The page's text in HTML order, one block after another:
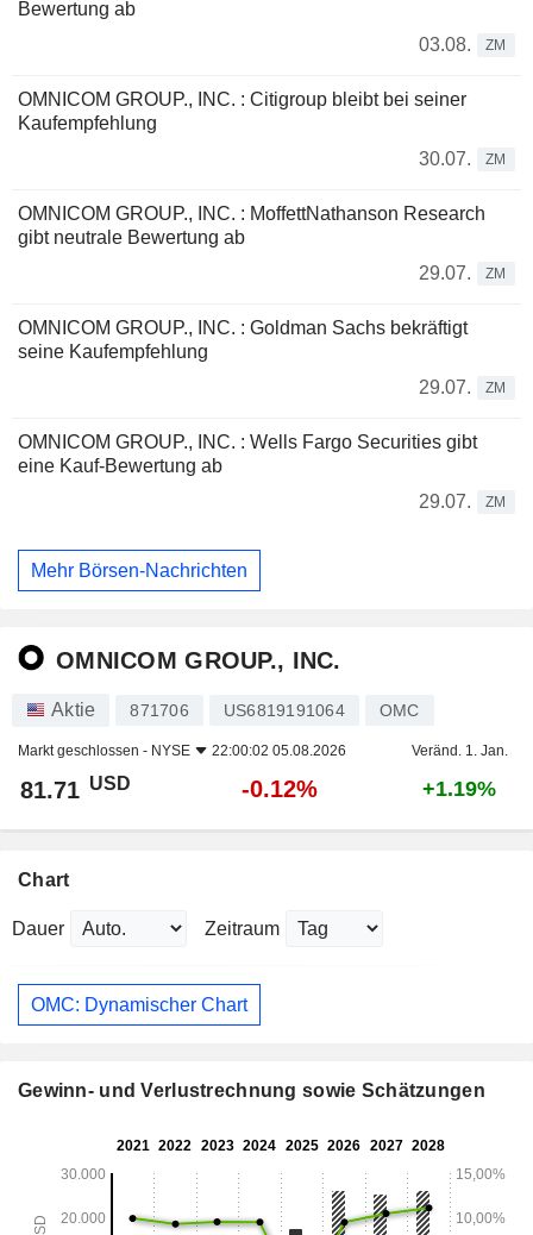
Bewertung ab
03.08.
ZM
OMNICOM GROUP., INC. : Citigroup bleibt bei seiner
Kaufempfehlung
30.07.
ZM
OMNICOM GROUP., INC. : MoffettNathanson Research
gibt neutrale Bewertung ab
29.07.
ZM
OMNICOM GROUP., INC. : Goldman Sachs bekräftigt
seine Kaufempfehlung
29.07.
ZM
OMNICOM GROUP., INC. : Wells Fargo Securities gibt
eine Kauf-Bewertung ab
29.07.
ZM
Mehr Börsen-Nachrichten
OMNICOM GROUP., INC.
Aktie 871706 US6819191064 OMC
Markt geschlossen - NYSE 22:00:02 05.08.2026 Veränd. 1. Jan.
81.71 USD -0.12% +1.19%
Chart
Dauer Zeitraum
OMC: Dynamischer Chart
Gewinn- und Verlustrechnung sowie Schätzungen